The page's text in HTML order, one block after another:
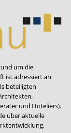
um die
ist adressiert an
beteiligten
und Hoteliers).
über aktuelle